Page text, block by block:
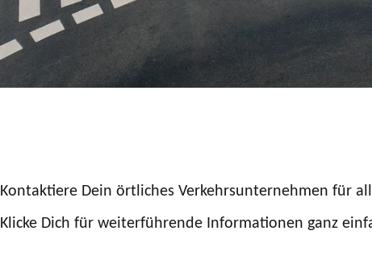
Kontaktiere Dein örtliches Verkehrsunternehmen für
Klicke Dich für weiterführende Informationen ganz